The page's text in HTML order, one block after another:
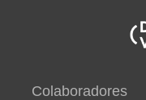
Colaboradores